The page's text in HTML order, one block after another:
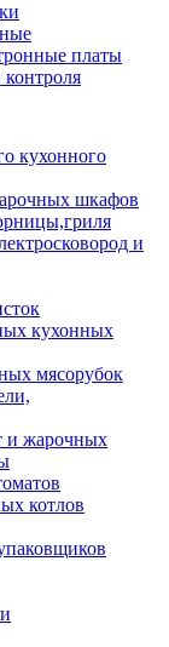
платы
кухонного
шкафов
и
кухонных
мясорубок
и жарочных
котлов